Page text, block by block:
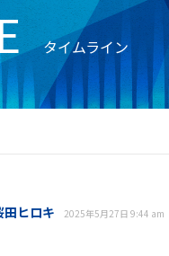
タイムライン
田ヒロキ 2025年5月27日 9:44 am